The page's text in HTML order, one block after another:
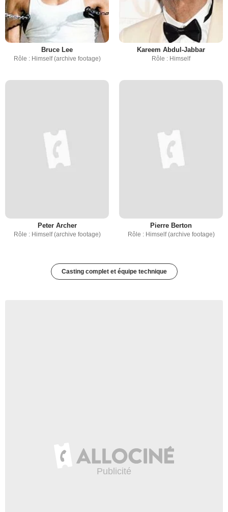
Bruce Lee
Rôle : Himself (archive footage)
Kareem Abdul-Jabbar
Rôle : Himself
Peter Archer
Rôle : Himself (archive footage)
Pierre Berton
Rôle : Himself (archive footage)
Casting complet et équipe technique